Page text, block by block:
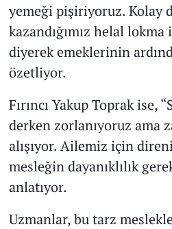
yemeği pişiriyoruz. Kolay
kazandığımız helal
diyerek emeklerinin
özetliyor.
Fırıncı Yakup Toprak ise,
derken zorlanıyoruz ama
alışıyor. Ailemiz için
mesleğin dayanıklılık
anlatıyor.
Uzmanlar, bu tarz